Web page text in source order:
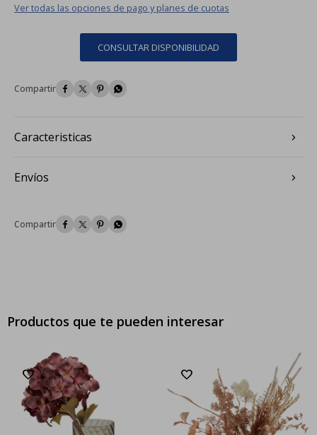
Ver todas las opciones de pago y planes de cuotas
CONSULTAR DISPONIBILIDAD
   
Caracteristicas
Envíos
   
Productos que te pueden interesar